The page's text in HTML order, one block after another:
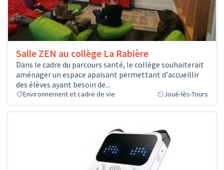
Salle ZEN au collège La Rabière
Dans le cadre du parcours santé, le collège souhaiterait
aménager un espace apaisant permettant d'accueillir
des élèves ayant besoin de...
Environnement et cadre de vie Joué-lès-Tours